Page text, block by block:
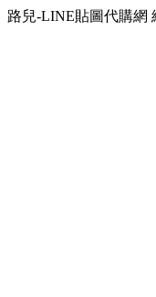
路兒-LINE貼圖代購網